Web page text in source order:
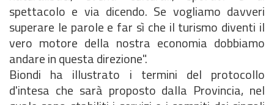
spettacolo e via dicendo. Se vogliamo davveri
superare le parole e far sì che il turismo diventi il
vero motore della nostra economia dobbiamo
andare in questa direzione".
Biondi ha illustrato i termini del protocollo
d'intesa che sarà proposto dalla Provincia, nel